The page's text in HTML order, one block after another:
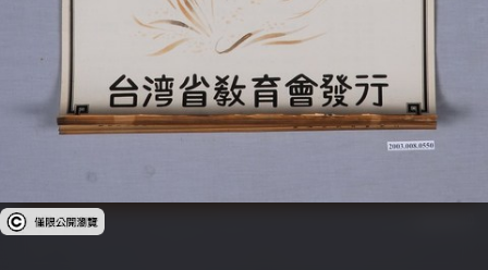
受著作權法保護-僅限於本平台有限度公開瀏覽